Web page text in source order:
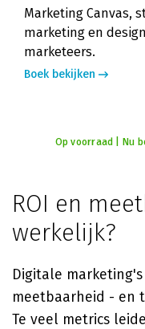
Marketing Canvas,
marketing en
marketeers.
Boek bekijken
Op voorraad | Nu
ROI en
werkelijk?
Digitale
meetbaarheid - en
Te veel metrics